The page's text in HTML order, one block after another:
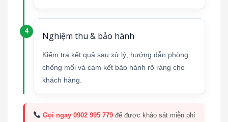
Nghiệm thu & bảo hành
Kiểm tra kết quả sau xử lý, hướng dẫn phòng
chống mối và cam kết bảo hành rõ ràng cho
khách hàng.
Gọi ngay 0902 995 779để được khảo sát miễn phí